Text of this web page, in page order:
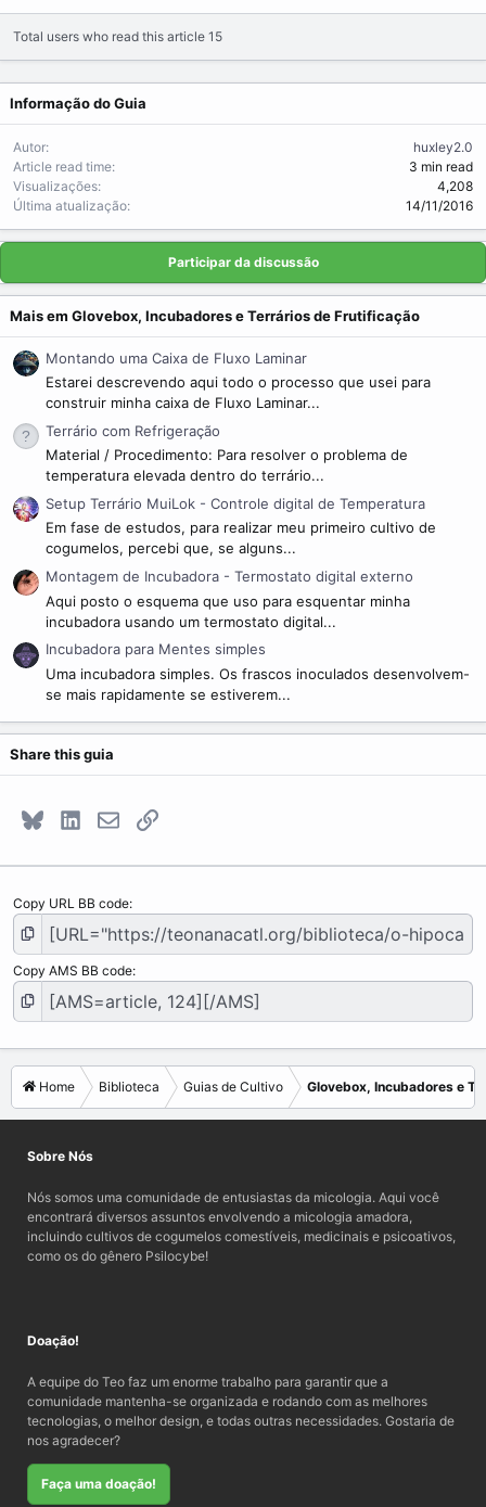
Total users who read this article 15
Informação do Guia
Autor
huxley2.0
Article read time
3 min read
Visualizações
4,208
Última atualização
14/11/2016
Participar da discussão
Mais em Glovebox, Incubadores e Terrários de Frutificação
Montando uma Caixa de Fluxo Laminar
Estarei descrevendo aqui todo o processo que usei para
construir minha caixa de Fluxo Laminar...
Terrário com Refrigeração
Material / Procedimento: Para resolver o problema de
temperatura elevada dentro do terrário...
Setup Terrário MuiLok - Controle digital de Temperatura
Em fase de estudos, para realizar meu primeiro cultivo de
cogumelos, percebi que, se alguns...
Montagem de Incubadora - Termostato digital externo
Aqui posto o esquema que uso para esquentar minha
incubadora usando um termostato digital...
Incubadora para Mentes simples
Uma incubadora simples. Os frascos inoculados desenvolvem-
se mais rapidamente se estiverem...
Share this guia
Bluesky LinkedInE-mailLink
Copy URL BB code
Copy AMS BB code
Home Biblioteca Guias de Cultivo Glovebox, Incubadores e
Sobre Nós
Nós somos uma comunidade de entusiastas da micologia. Aqui você
encontrará diversos assuntos envolvendo a micologia amadora,
incluindo cultivos de cogumelos comestíveis, medicinais e psicoativos,
como os do gênero Psilocybe!
Doação!
A equipe do Teo faz um enorme trabalho para garantir que a
comunidade mantenha-se organizada e rodando com as melhores
tecnologias, o melhor design, e todas outras necessidades. Gostaria de
nos agradecer?
Faça uma doação!